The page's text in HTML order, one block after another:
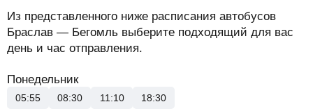
Из представленного ниже расписания автобусов
Браслав — Бегомль выберите подходящий для вас
день и час отправления.
Понедельник
05:55 08:30 11:10 18:30